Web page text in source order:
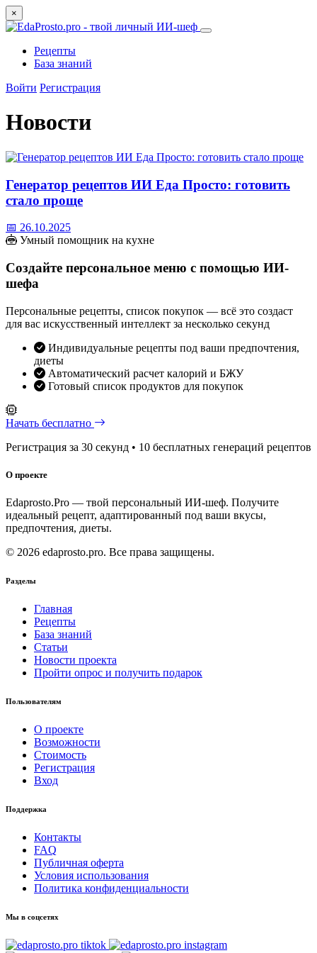
×
Рецепты
База знаний
Войти Регистрация
Новости
Генератор рецептов ИИ Еда Просто: готовить
стало проще
📅 26.10.2025
Умный помощник на кухне
Создайте персональное меню с помощью ИИ-
шефа
Персональные рецепты, список покупок — всё это создаст
для вас искусственный интеллект за несколько секунд
Индивидуальные рецепты под ваши предпочтения,
диеты
Автоматический расчет калорий и БЖУ
Готовый список продуктов для покупок
Начать бесплатно
Регистрация за 30 секунд • 10 бесплатных генераций рецептов
О проекте
Edaprosto.Pro — твой персональный ИИ-шеф. Получите
идеальный рецепт, адаптированный под ваши вкусы,
предпочтения, диеты.
© 2026 edaprosto.pro. Все права защищены.
Разделы
Главная
Рецепты
База знаний
Статьи
Новости проекта
Пройти опрос и получить подарок
Пользователям
О проекте
Возможности
Стоимость
Регистрация
Вход
Поддержка
Контакты
FAQ
Публичная оферта
Условия использования
Политика конфиденциальности
Мы в соцсетях